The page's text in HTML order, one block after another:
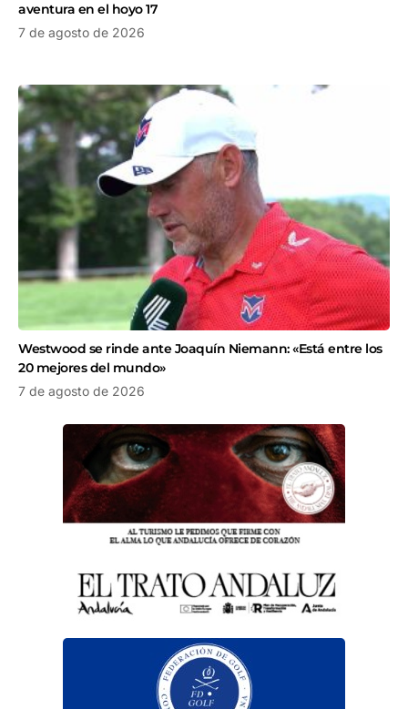
aventura en el hoyo 17
7 de agosto de 2026
Westwood se rinde ante Joaquín Niemann: «Está entre los
20 mejores del mundo»
7 de agosto de 2026